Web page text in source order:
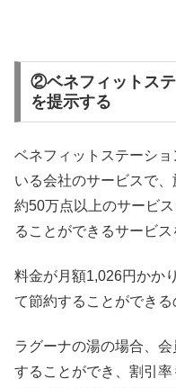
②ベネフィットス
を提示する
ベネフィットステーシ
いる会社のサービスで
約50万点以上のサービ
ることができるサービス
料金が月額1,026円かか
て節約することができる
ラグーナの湯の場合、
することができ、割引